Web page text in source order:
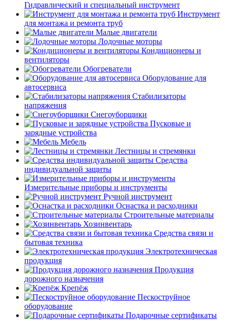
Гидравлический и специальный инструмент
Инструмент
для монтажа и ремонта труб
Малые двигатели
Лодочные моторы
Кондиционеры и
вентиляторы
Обогреватели
Оборудование для
автосервиса
Стабилизаторы
напряжения
Снегоуборщики
Пусковые и
зарядные устройства
Мебель
Лестницы и стремянки
Средства
индивидуальной защиты
Измерительные приборы и инструменты
Ручной инструмент
Оснастка и расходники
Строительные материалы
Хозинвентарь
Средства связи и
бытовая техника
Электротехническая
продукция
Продукция
дорожного назначения
Крепёж
Пескоструйное
оборудование
Подарочные сертификаты